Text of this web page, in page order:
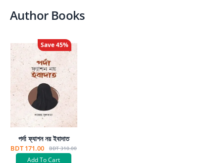
Author Books
Save45%
পর্দা ফ্যাশন নয় ইবাদাত
BDT 171.00 BDT 310.00
Add To Cart